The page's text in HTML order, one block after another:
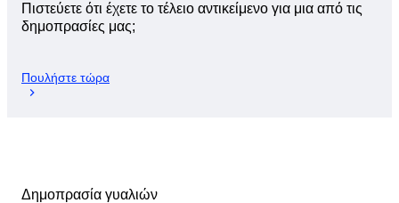
Πιστεύετε ότι έχετε το τέλειο αντικείμενο για μια από τις
δημοπρασίες μας;
Πουλήστε τώρα
Δημοπρασία γυαλιών